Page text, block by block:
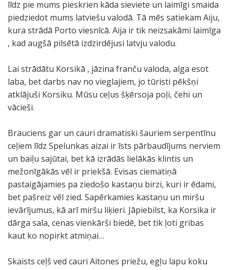
līdz pie mums pieskrien kāda sieviete un laimīgi smaida
piedziedot mums latviešu valodā. Tā mēs satiekam Aiju,
kura strādā Porto viesnīcā. Aija ir tik neizsakāmi laimīga
, kad augšā pilsētā izdzirdējusi latvju valodu.
Lai strādātu Korsikā , jāzina franču valoda, alga esot
laba, bet darbs nav no vieglajiem, jo tūristi pēkšņi
atklājuši Korsiku. Mūsu ceļus šķērsoja poļi, čehi un
vācieši.
Brauciens gar un cauri dramatiski šauriem serpentīnu
ceļiem līdz Spelunkas aizai ir īsts pārbaudījums nerviem
un baiļu sajūtai, bet kā izrādās lielākās klintis un
mežonīgākās vēl ir priekšā. Evisas ciematiņā
pastaigājamies pa ziedošo kastaņu birzi, kuri ir ēdami,
bet pašreiz vēl zied. Sapērkamies kastaņu un miršu
ievārījumus, kā arī miršu liķieri. Jāpiebilst, ka Korsika ir
dārga sala, cenas vienkārši biedē, bet tik ļoti gribas
kaut ko nopirkt atmiņai…
Skaists ceļš ved cauri Aitones priežu, egļu lapu koku